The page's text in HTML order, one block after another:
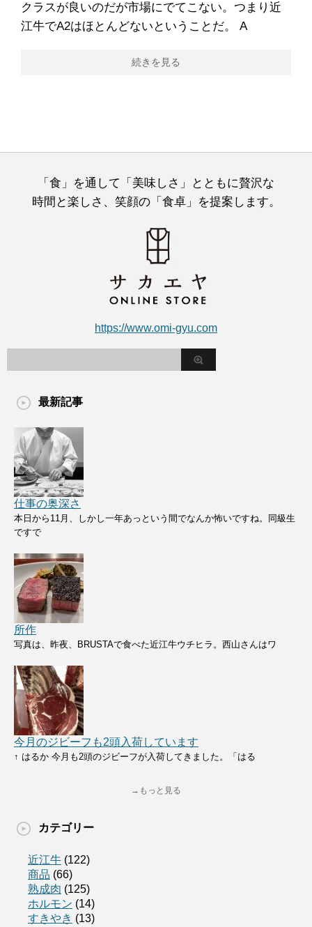
クラスが良いのだが市場にでてこない。つまり近
江牛でA2はほとんどないということだ。 A
続きを見る
「食」を通して「美味しさ」とともに贅沢な
時間と楽しさ、笑顔の「食卓」を提案します。
https://www.omi-gyu.com
最新記事
仕事の奥深さ
本日から11月、しかし一年あっという間でなんか怖いですね。同級生
ですで
所作
写真は、昨夜、BRUSTAで食べた近江牛ウチヒラ。西山さんはワ
今月のジビーフも2頭入荷しています
↑ はるか 今月も2頭のジビーフが入荷してきました。「はる
→もっと見る
カテゴリー
近江牛 (122)
商品 (66)
熟成肉 (125)
ホルモン (14)
すきやき (13)